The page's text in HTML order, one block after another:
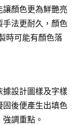
顏色更為鮮艷亮
手法更耐久，顏色
時可能有顏色落
設計圖樣及字樣
固後便產生出填色
調重點。